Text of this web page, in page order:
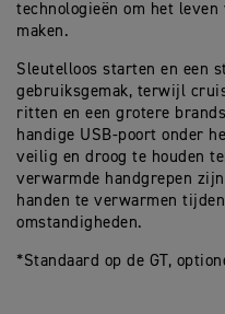
technologieën om het
maken.
Sleutelloos starten en een
gebruiksgemak, terwijl
ritten en een grotere
handige USB-poort onder
veilig en droog te houden
verwarmde handgrepen
handen te verwarmen
omstandigheden.
*Standaard op de GT,